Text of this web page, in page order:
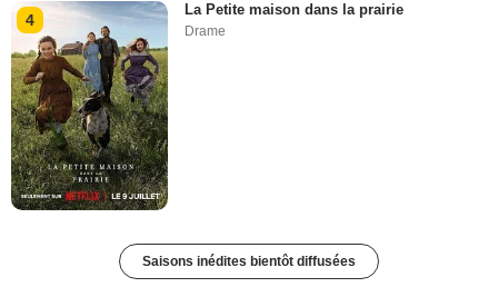
4
La Petite maison dans la prairie
Drame
Saisons inédites bientôt diffusées